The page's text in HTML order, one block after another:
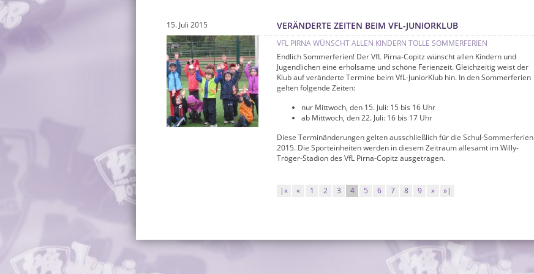
VERÄNDERTE ZEITEN BEIM VFL-JUNIORKLUB
15. Juli 2015
VFL PIRNA WÜNSCHT ALLEN KINDERN TOLLE SOMMERFERIEN
Endlich Sommerferien! Der VfL Pirna-Copitz wünscht allen Kindern und
Jugendlichen eine erholsame und schöne Ferienzeit. Gleichzeitig weist der
Klub auf veränderte Termine beim VfL-JuniorKlub hin. In den Sommerferien
gelten folgende Zeiten:
nur Mittwoch, den 15. Juli: 15 bis 16 Uhr
ab Mittwoch, den 22. Juli: 16 bis 17 Uhr
Diese Terminänderungen gelten ausschließlich für die Schul-Sommerferien
2015. Die Sporteinheiten werden in diesem Zeitraum allesamt im Willy-
Tröger-Stadion des VfL Pirna-Copitz ausgetragen.
|« « 1 2 3 4 5 6 7 8 9 » »|